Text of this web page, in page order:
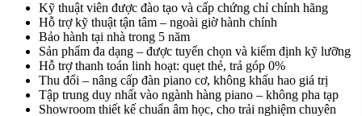
Kỹ thuật viên được đào tạo và cấp chứng chỉ chính hãng
Hỗ trợ kỹ thuật tận tâm – ngoài giờ hành chính
Bảo hành tại nhà trong 5 năm
Sản phẩm đa dạng – được tuyển chọn và kiểm định kỹ lưỡng
Hỗ trợ thanh toán linh hoạt: quẹt thẻ, trả góp 0%
Thu đổi – nâng cấp đàn piano cơ, không khấu hao giá trị
Tập trung duy nhất vào ngành hàng piano – không pha tạp
Showroom thiết kế chuẩn âm học, cho trải nghiệm chuyên